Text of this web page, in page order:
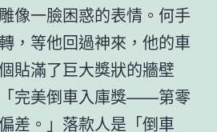
像一臉困惑的表情。何手
，等他回過神來，他的車
貼滿了巨大獎狀的牆壁
「完美倒車入庫獎——第零
差。」落款人是「倒車